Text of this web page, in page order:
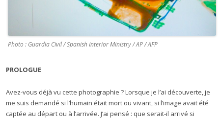
Photo : Guardia Civil / Spanish Interior Ministry / AP / AFP
PROLOGUE
Avez-vous déjà vu cette photographie ? Lorsque je l’ai découverte, je
me suis demandé si l’humain était mort ou vivant, si l’image avait été
captée au départ ou à l’arrivée. J’ai pensé : que serait-il arrivé si